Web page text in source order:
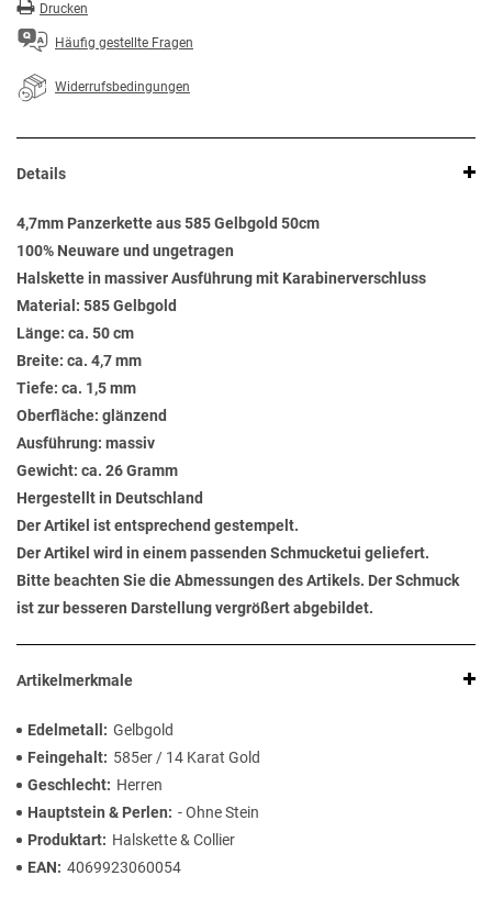
Drucken
Häufig gestellte Fragen
Widerrufsbedingungen
Details
4,7mm Panzerkette aus 585 Gelbgold 50cm
100% Neuware und ungetragen
Halskette in massiver Ausführung mit Karabinerverschluss
Material: 585 Gelbgold
Länge: ca. 50 cm
Breite: ca. 4,7 mm
Tiefe: ca. 1,5 mm
Oberfläche: glänzend
Ausführung: massiv
Gewicht: ca. 26 Gramm
Hergestellt in Deutschland
Der Artikel ist entsprechend gestempelt.
Der Artikel wird in einem passenden Schmucketui geliefert.
Bitte beachten Sie die Abmessungen des Artikels. Der Schmuck
ist zur besseren Darstellung vergrößert abgebildet.
Artikelmerkmale
Edelmetall
Gelbgold
Feingehalt
585er / 14 Karat Gold
Geschlecht
Herren
Hauptstein & Perlen
- Ohne Stein
Produktart
Halskette & Collier
EAN
4069923060054